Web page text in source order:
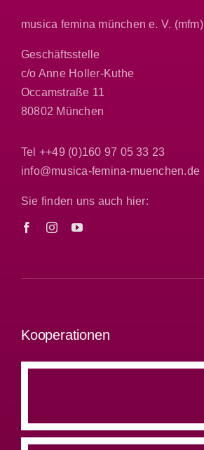
musica femina münchen e. V. (mfm)
Geschäftsstelle
c/o Anne Holler-Kuthe
Occamstraße 11
80802 München
Tel ++49 (0)160 97 05 33 23
info@musica-femina-muenchen.de
Sie finden uns auch hier:
Kooperationen